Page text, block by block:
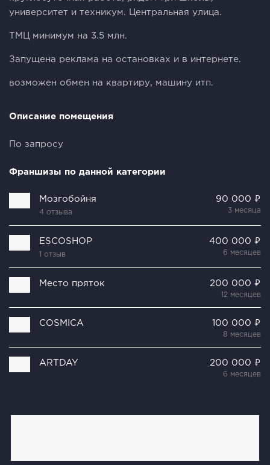
университет и техникум. Центральная улица.
ТМЦ минимум на 3.5 млн.
Запущена реклама на остановках и в интернете.
возможен обмен на квартиру, машину итп.
Описание помещения
По запросу
Франшизы по данной категории
Мозгобойня
4 отзыва
90 000 ₽
3 месяца
ESCOSHOP
1 отзыв
400 000 ₽
6 месяцев
Место пряток 200 000 ₽
12 месяцев
COSMICA 100 000 ₽
8 месяцев
ARTDAY 200 000 ₽
6 месяцев